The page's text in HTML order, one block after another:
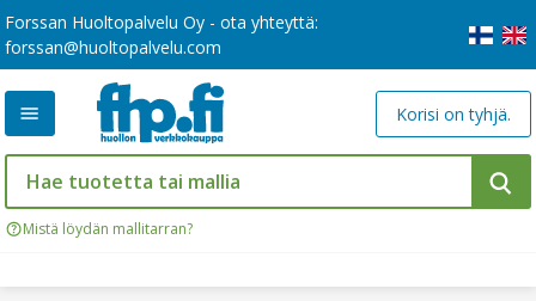
Forssan Huoltopalvelu Oy - ota yhteyttä:
forssan@huoltopalvelu.com
Mistä löydän mallitarran?
Korisi on tyhjä.